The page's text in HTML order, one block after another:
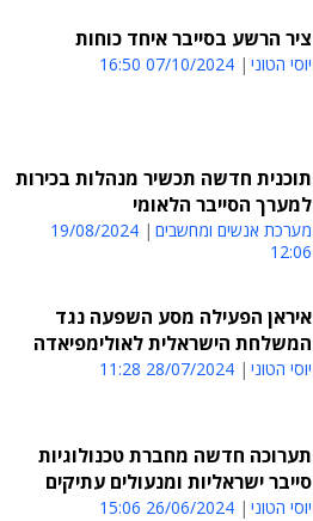
ציר הרשע בסייבר איחד כוחות
יוסי הטוני 07/10/2024 16:50
תוכנית חדשה תכשיר מנהלות בכירות
למערך הסייבר הלאומי
מערכת אנשים ומחשבים
19/08/2024
12:06
איראן הפעילה מסע השפעה נגד
המשלחת הישראלית לאולימפיאדה
יוסי הטוני 28/07/2024 11:28
תערוכה חדשה מחברת טכנולוגיות
סייבר ישראליות ומנעולים עתיקים
יוסי הטוני 26/06/2024 15:06